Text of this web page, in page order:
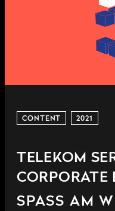
CONTENT 2021
TELEKOM
CORPORATE
SPASS AM